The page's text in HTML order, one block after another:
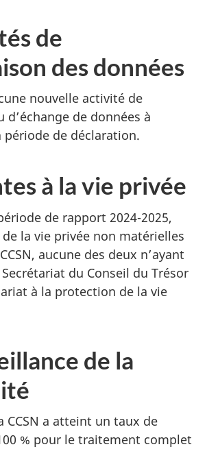
de
des données
nouvelle activité de
d’échange de données à
de déclaration.
à la vie privée
de rapport 2024-2025,
la vie privée non matérielles
aucune des deux n’ayant
du Conseil du Trésor
à la protection de la vie
de la
CCSN a atteint un taux de
% pour le traitement complet